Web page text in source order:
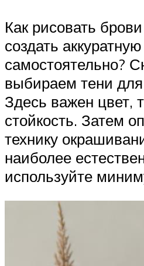
Как рисовать
создать
самостоятельно?
выбираем тени
Здесь важен цвет,
стойкость. Затем
технику
наиболее
используйте